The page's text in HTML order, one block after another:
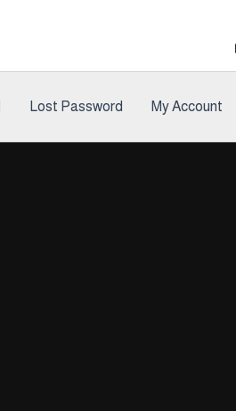
My Account
Lost Password